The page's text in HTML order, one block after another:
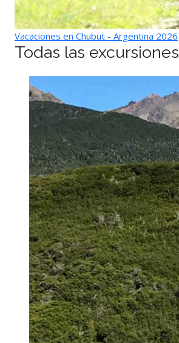
Vacaciones en Chubut - Argentina 2026
Todas las excursiones